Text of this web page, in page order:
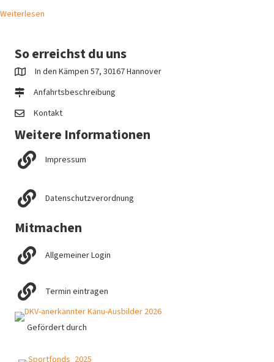
Weiterlesen
So erreichst du uns
In den Kämpen 57, 30167 Hannover
Anfahrtsbeschreibung
Kontakt
Weitere Informationen
Impressum
Datenschutzverordnung
Mitmachen
Allgemeiner Login
Termin eintragen
Gefördert durch